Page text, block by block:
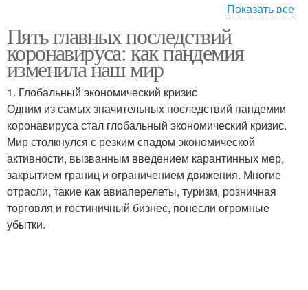
сфере
Основные последствия
Показать все
Пять главных последствий
коронавируса: как пандемия
изменила наш мир
1. Глобальный экономический кризис
Одним из самых значительных последствий пандемии
коронавируса стал глобальный экономический кризис.
Мир столкнулся с резким спадом экономической
активности, вызванным введением карантинных мер,
закрытием границ и ограничением движения. Многие
отрасли, такие как авиаперелеты, туризм, розничная
торговля и гостиничный бизнес, понесли огромные
убытки.